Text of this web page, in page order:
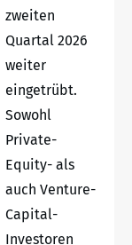
zweiten
Quartal 2026
weiter
eingetrübt.
Sowohl
Private-
Equity- als
auch Venture-
Capital-
Investoren